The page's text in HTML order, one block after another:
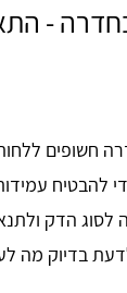
-
חשופים ללחות
להבטיח
הדק
בדיוק מה